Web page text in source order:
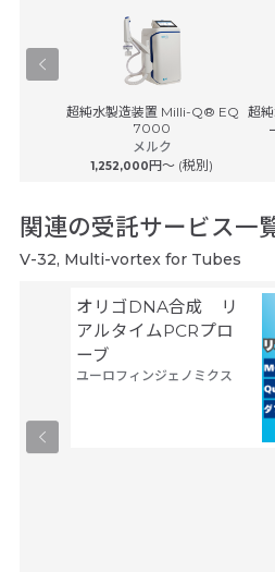
超純水製造装置 Milli-Q® EQ
7000
メルク
1,252,000円〜 (税別)
超
関連の受託サービス一
V-32, Multi-vortex for Tubes
オリゴDNA合成 リ
アルタイムPCRプロ
ーブ
ユーロフィンジェノミクス